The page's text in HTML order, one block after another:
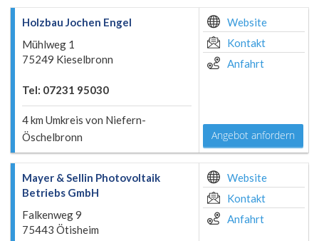
Holzbau Jochen Engel
Mühlweg 1
75249 Kieselbronn
Tel: 07231 95030
4 km Umkreis von Niefern-
Öschelbronn
Website
Kontakt
Anfahrt
Angebot anfordern
Mayer & Sellin Photovoltaik
Betriebs GmbH
Falkenweg 9
75443 Ötisheim
Website
Kontakt
Anfahrt